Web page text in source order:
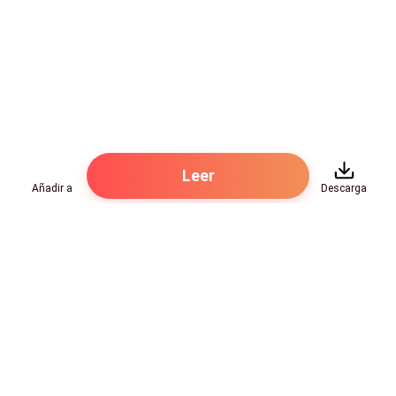
escucho a mis papás cantar "El baño" de Enrique
Iglesias en la sala, caigo rendida sobre la cama
pensando en que debí haberme dado cuenta de que
Añadir a
Leer
Descarga